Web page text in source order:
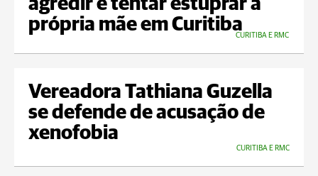
agredir e tentar estuprar a
própria mãe em Curitiba
CURITIBA E RMC
Vereadora Tathiana Guzella
se defende de acusação de
xenofobia
CURITIBA E RMC